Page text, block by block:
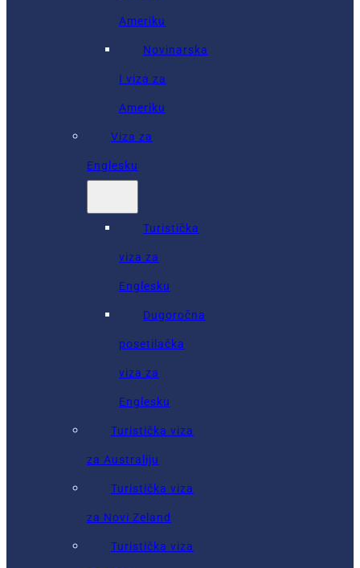
Ameriku
Novinarska
I viza za
Ameriku
Viza za
Englesku
Turistička
viza za
Englesku
Dugoročna
posetilačka
viza za
Englesku
Turistička viza
za Australiju
Turistička viza
za Novi Zeland
Turistička viza